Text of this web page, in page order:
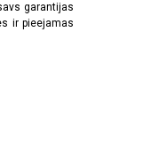
garantijas
ir pieejamas